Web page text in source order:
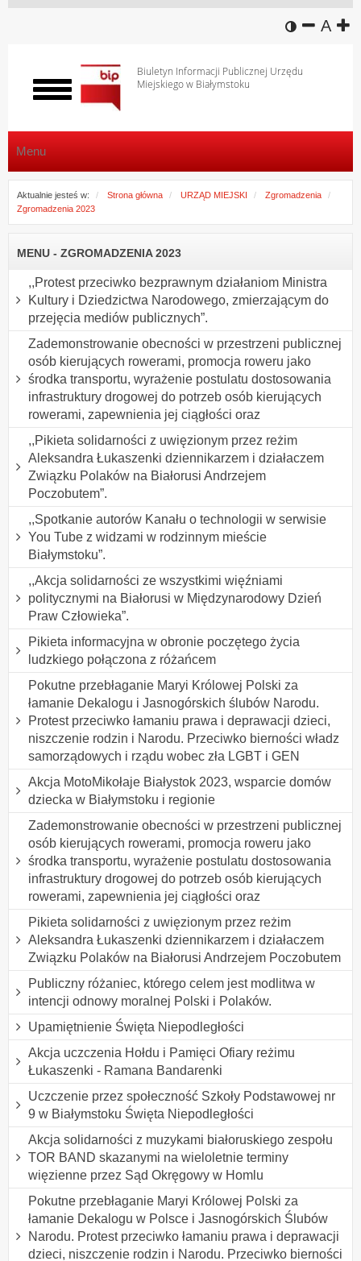
wersja
A
Biuletyn Informacji Publicznej Urzędu
Miejskiego w Białymstoku
Włącz
menu
Menu
Aktualnie jesteś w: Strona główna URZĄD MIEJSKI
Zgromadzenia
Zgromadzenia 2023
MENU - ZGROMADZENIA 2023
,,Protest przeciwko bezprawnym działaniom Ministra
Kultury i Dziedzictwa Narodowego, zmierzającym do
przejęcia mediów publicznych”.
Zademonstrowanie obecności w przestrzeni publicznej
osób kierujących rowerami, promocja roweru jako
środka transportu, wyrażenie postulatu dostosowania
infrastruktury drogowej do potrzeb osób kierujących
rowerami, zapewnienia jej ciągłości oraz
,,Pikieta solidarności z uwięzionym przez reżim
Aleksandra Łukaszenki dziennikarzem i działaczem
Związku Polaków na Białorusi Andrzejem
Poczobutem”.
,,Spotkanie autorów Kanału o technologii w serwisie
You Tube z widzami w rodzinnym mieście
Białymstoku”.
,,Akcja solidarności ze wszystkimi więźniami
politycznymi na Białorusi w Międzynarodowy Dzień
Praw Człowieka”.
Pikieta informacyjna w obronie poczętego życia
ludzkiego połączona z różańcem
Pokutne przebłaganie Maryi Królowej Polski za
łamanie Dekalogu i Jasnogórskich ślubów Narodu.
Protest przeciwko łamaniu prawa i deprawacji dzieci,
niszczenie rodzin i Narodu. Przeciwko bierności władz
samorządowych i rządu wobec zła LGBT i GEN
Akcja MotoMikołaje Białystok 2023, wsparcie domów
dziecka w Białymstoku i regionie
Zademonstrowanie obecności w przestrzeni publicznej
osób kierujących rowerami, promocja roweru jako
środka transportu, wyrażenie postulatu dostosowania
infrastruktury drogowej do potrzeb osób kierujących
rowerami, zapewnienia jej ciągłości oraz
Pikieta solidarności z uwięzionym przez reżim
Aleksandra Łukaszenki dziennikarzem i działaczem
Związku Polaków na Białorusi Andrzejem Poczobutem
Publiczny różaniec, którego celem jest modlitwa w
intencji odnowy moralnej Polski i Polaków.
Upamiętnienie Święta Niepodległości
Akcja uczczenia Hołdu i Pamięci Ofiary reżimu
Łukaszenki - Ramana Bandarenki
Uczczenie przez społeczność Szkoły Podstawowej nr
9 w Białymstoku Święta Niepodległości
Akcja solidarności z muzykami białoruskiego zespołu
TOR BAND skazanymi na wieloletnie terminy
więzienne przez Sąd Okręgowy w Homlu
Pokutne przebłaganie Maryi Królowej Polski za
łamanie Dekalogu w Polsce i Jasnogórskich Ślubów
Narodu. Protest przeciwko łamaniu prawa i deprawacji
dzieci, niszczenie rodzin i Narodu. Przeciwko bierności